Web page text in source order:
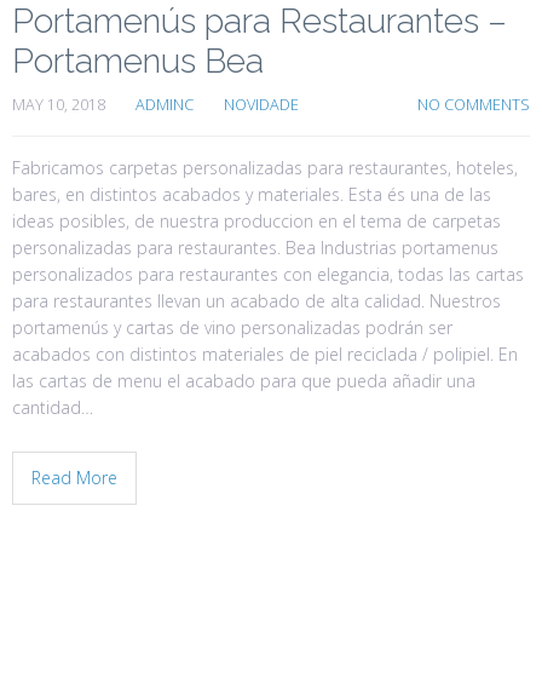
Portamenús para Restaurantes –
Portamenus Bea
MAY 10, 2018 ADMINC NOVIDADE NO COMMENTS
Fabricamos carpetas personalizadas para restaurantes, hoteles,
bares, en distintos acabados y materiales. Esta és una de las
ideas posibles, de nuestra produccion en el tema de carpetas
personalizadas para restaurantes. Bea Industrias portamenus
personalizados para restaurantes con elegancia, todas las cartas
para restaurantes llevan un acabado de alta calidad. Nuestros
portamenús y cartas de vino personalizadas podrán ser
acabados con distintos materiales de piel reciclada / polipiel. En
las cartas de menu el acabado para que pueda añadir una
cantidad…
Read More